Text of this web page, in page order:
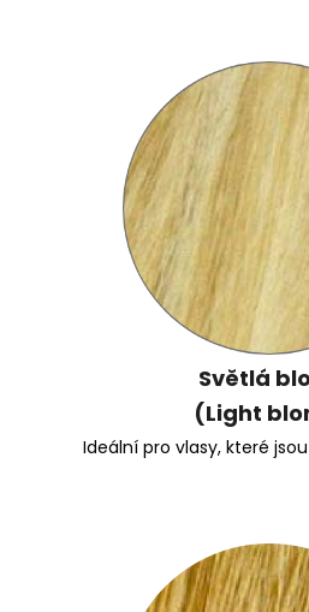
Světlá
(Light
Ideální pro vlasy, které